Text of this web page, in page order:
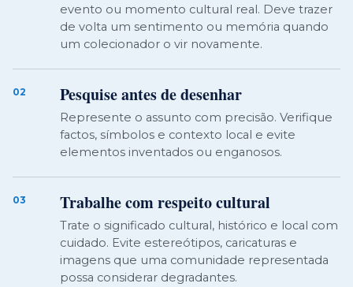
evento ou momento cultural real. Deve trazer
de volta um sentimento ou memória quando
um colecionador o vir novamente.
02 Pesquise antes de desenhar
Represente o assunto com precisão. Verifique
factos, símbolos e contexto local e evite
elementos inventados ou enganosos.
03 Trabalhe com respeito cultural
Trate o significado cultural, histórico e local com
cuidado. Evite estereótipos, caricaturas e
imagens que uma comunidade representada
possa considerar degradantes.